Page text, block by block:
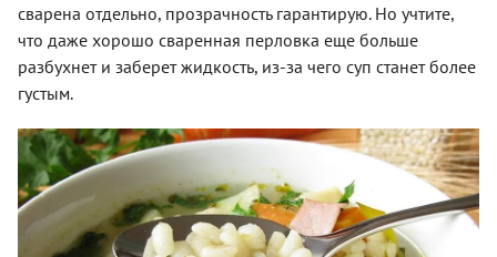
сварена отдельно, прозрачность гарантирую. Но учтите,
что даже хорошо сваренная перловка еще больше
разбухнет и заберет жидкость, из-за чего суп станет более
густым.